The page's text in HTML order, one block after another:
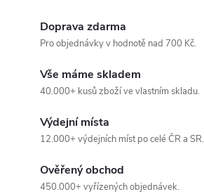
Doprava zdarma
Pro objednávky v hodnotě nad 700 Kč.
Vše máme skladem
40.000+ kusů zboží ve vlastním skladu.
Výdejní místa
12.000+ výdejních míst po celé ČR a SR.
Ověřený obchod
450.000+ vyřízených objednávek.